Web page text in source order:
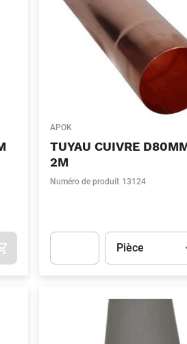
APOK
TUYAU CUIVRE
2M
Numéro de produit 13124
Unité
Pièce